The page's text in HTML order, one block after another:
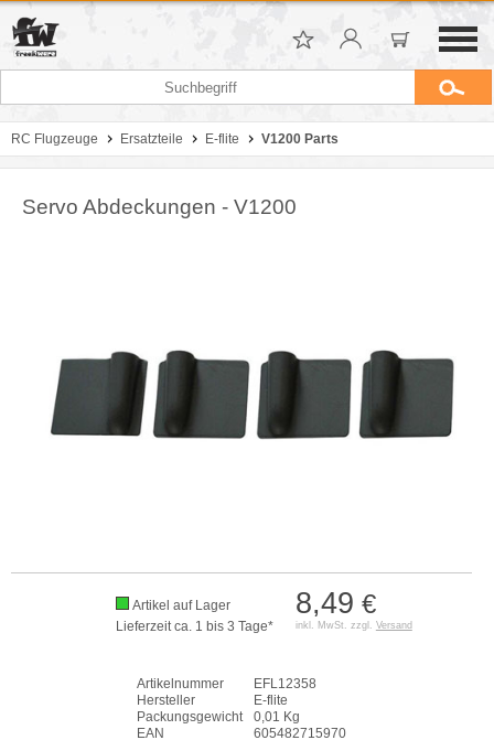
RC Flugzeuge Ersatzteile E-flite V1200 Parts
Servo Abdeckungen - V1200
8,49 €
inkl. MwSt. zzgl. Versand
Artikel auf Lager
Lieferzeit ca. 1 bis 3 Tage*
Artikelnummer
EFL12358
Hersteller
E-flite
Packungsgewicht
0,01 Kg
EAN
605482715970